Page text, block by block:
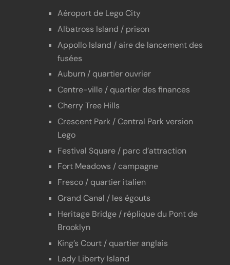
Aéroport de Lego City
Albatross Island / prison
Appollo Island / aire de lancement des
fusées
Auburn / quartier ouvrier
Centre-ville / quartier des finances
Cherry Tree Hills
Crescent Park / Central Park version
Lego
Festival Square / parc d’attraction
Fort Meadows / campagne
Fresco / quartier italien
Grand Canal / les égouts
Heritage Bridge / réplique du Pont de
Brooklyn
King’s Court / quartier anglais
Lady Liberty Island